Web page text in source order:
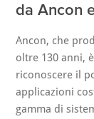
da Ancon
Ancon, che
oltre 130 anni,
riconoscere il
applicazioni
gamma di